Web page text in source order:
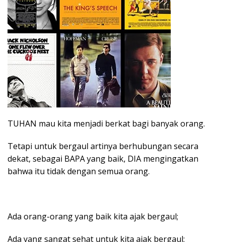
TUHAN mau kita menjadi berkat bagi banyak orang.
Tetapi untuk bergaul artinya berhubungan secara
dekat, sebagai BAPA yang baik, DIA mengingatkan
bahwa itu tidak dengan semua orang.
Ada orang-orang yang baik kita ajak bergaul;
Ada yang sangat sehat untuk kita ajak bergaul;